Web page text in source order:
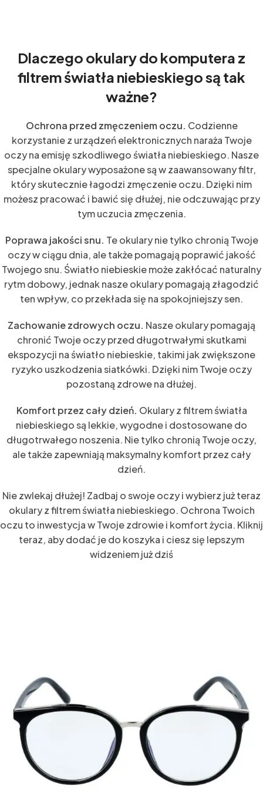
Dlaczego okulary do komputera z
filtrem światła niebieskiego są tak
ważne?
Ochrona przed zmęczeniem oczu. Codzienne
korzystanie z urządzeń elektronicznych naraża Twoje
oczy na emisję szkodliwego światła niebieskiego. Nasze
specjalne okulary wyposażone są w zaawansowany filtr,
który skutecznie łagodzi zmęczenie oczu. Dzięki nim
możesz pracować i bawić się dłużej, nie odczuwając przy
tym uczucia zmęczenia.
Poprawa jakości snu. Te okulary nie tylko chronią Twoje
oczy w ciągu dnia, ale także pomagają poprawić jakość
Twojego snu. Światło niebieskie może zakłócać naturalny
rytm dobowy, jednak nasze okulary pomagają złagodzić
ten wpływ, co przekłada się na spokojniejszy sen.
Zachowanie zdrowych oczu. Nasze okulary pomagają
chronić Twoje oczy przed długotrwałymi skutkami
ekspozycji na światło niebieskie, takimi jak zwiększone
ryzyko uszkodzenia siatkówki. Dzięki nim Twoje oczy
pozostaną zdrowe na dłużej.
Komfort przez cały dzień. Okulary z filtrem światła
niebieskiego są lekkie, wygodne i dostosowane do
długotrwałego noszenia. Nie tylko chronią Twoje oczy,
ale także zapewniają maksymalny komfort przez cały
dzień.
Nie zwlekaj dłużej! Zadbaj o swoje oczy i wybierz już teraz
okulary z filtrem światła niebieskiego. Ochrona Twoich
oczu to inwestycja w Twoje zdrowie i komfort życia. Kliknij
teraz, aby dodać je do koszyka i ciesz się lepszym
widzeniem już dziś